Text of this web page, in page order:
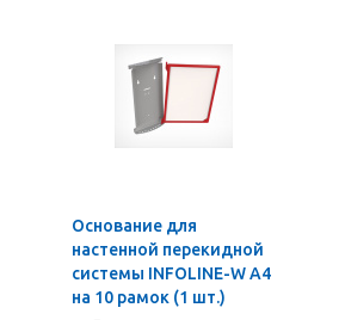
Основание для
настенной перекидной
системы INFOLINE-W А4
на 10 рамок (1 шт.)